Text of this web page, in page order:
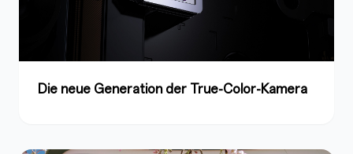
Die neue Generation der True-Color-Kamera